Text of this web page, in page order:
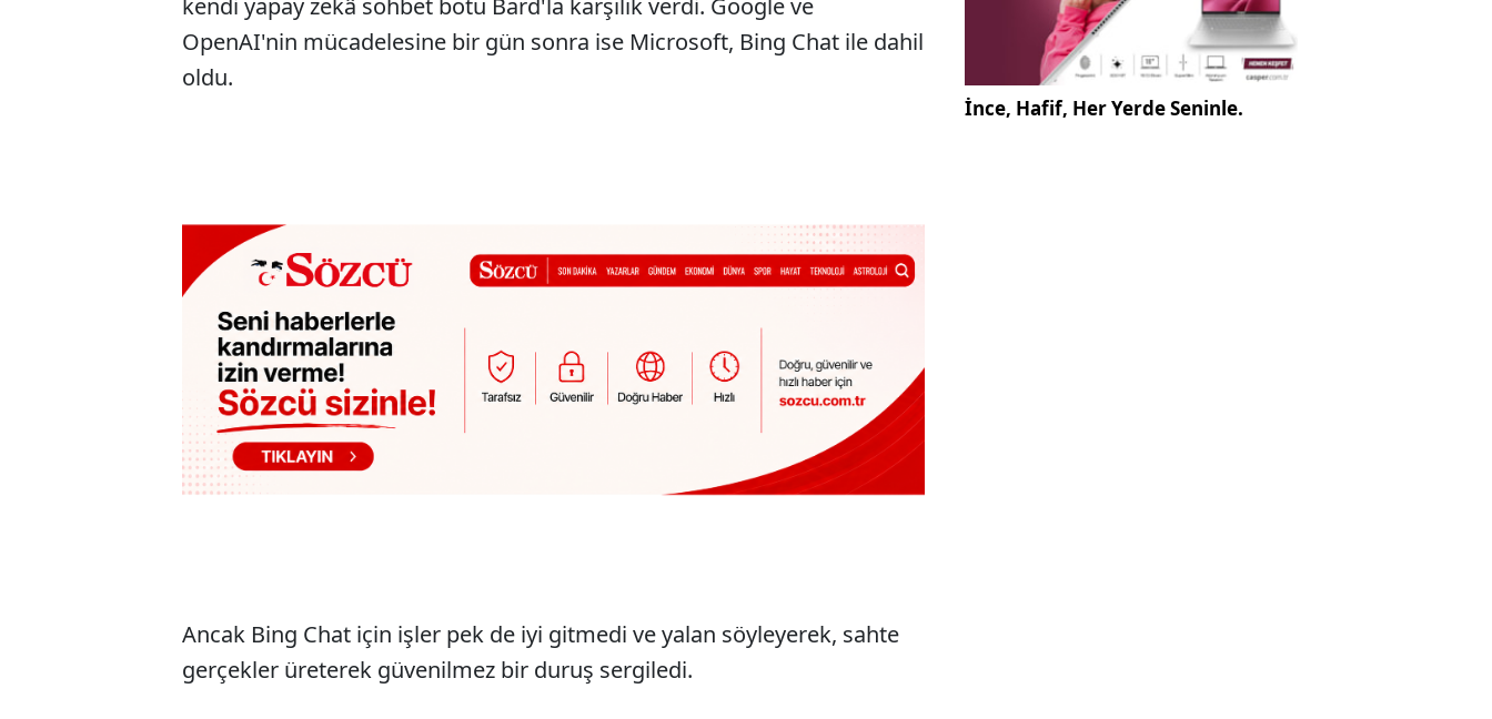
kendi yapay zekâ sohbet botu Bard'la karşılık verdi. Google ve
OpenAI'nin mücadelesine bir gün sonra ise Microsoft, Bing Chat ile dahil
oldu.
Ancak Bing Chat için işler pek de iyi gitmedi ve yalan söyleyerek, sahte
gerçekler üreterek güvenilmez bir duruş sergiledi.
İnce, Hafif, Her Yerde Seninle.